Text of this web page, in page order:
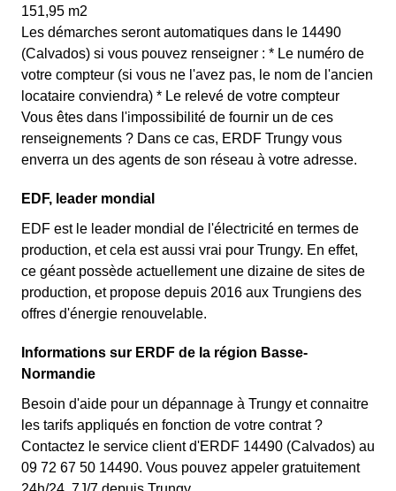
151,95 m2
Les démarches seront automatiques dans le 14490
(Calvados) si vous pouvez renseigner : * Le numéro de
votre compteur (si vous ne l'avez pas, le nom de l'ancien
locataire conviendra) * Le relevé de votre compteur
Vous êtes dans l'impossibilité de fournir un de ces
renseignements ? Dans ce cas, ERDF Trungy vous
enverra un des agents de son réseau à votre adresse.
EDF, leader mondial
EDF est le leader mondial de l'électricité en termes de
production, et cela est aussi vrai pour Trungy. En effet,
ce géant possède actuellement une dizaine de sites de
production, et propose depuis 2016 aux Trungiens des
offres d'énergie renouvelable.
Informations sur ERDF de la région Basse-
Normandie
Besoin d'aide pour un dépannage à Trungy et connaitre
les tarifs appliqués en fonction de votre contrat ?
Contactez le service client d'ERDF 14490 (Calvados) au
09 72 67 50 14490. Vous pouvez appeler gratuitement